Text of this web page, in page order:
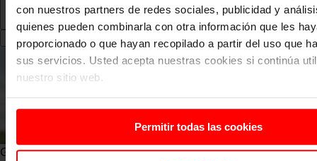
con nuestros partners de redes sociales, publicidad y
quienes pueden combinarla con otra información que les
proporcionado o que hayan recopilado a partir del uso que
sus servicios. Usted acepta nuestras cookies si continúa
nuestro sitio web.
Permitir todas las cookies
Grados en Barcelona">